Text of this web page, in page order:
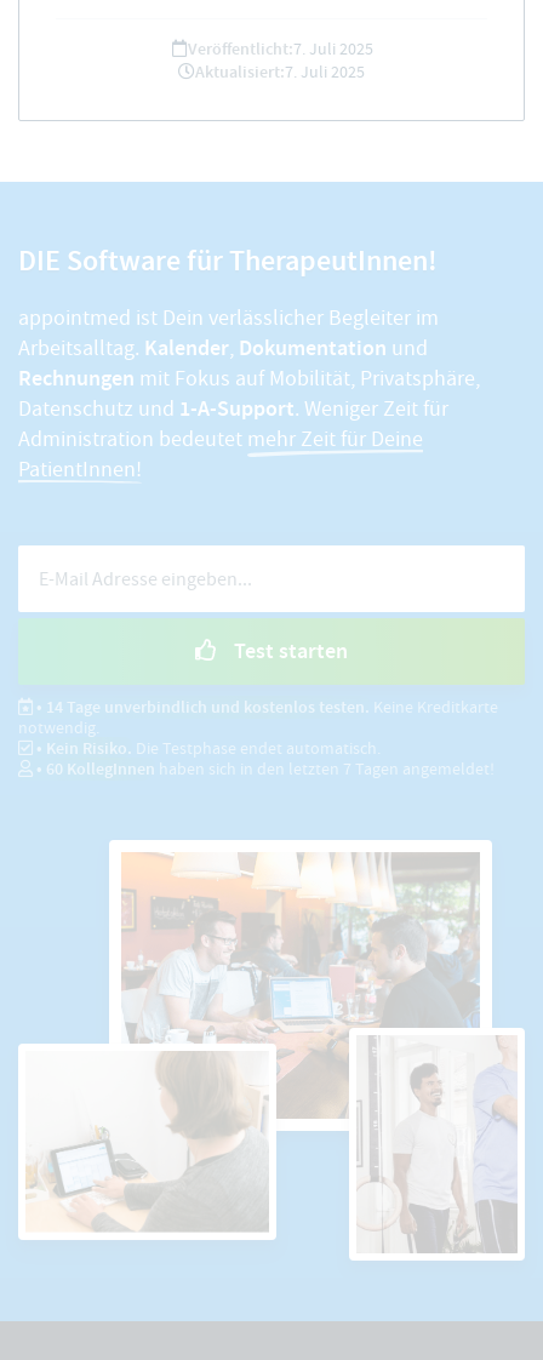
Veröffentlicht:7. Juli 2025
Aktualisiert:7. Juli 2025
DIE Software für TherapeutInnen!
appointmed ist Dein verlässlicher Begleiter im
Arbeitsalltag. Kalender, Dokumentation und
Rechnungen mit Fokus auf Mobilität, Privatsphäre,
Datenschutz und 1-A-Support. Weniger Zeit für
Administration bedeutet mehr Zeit für Deine
PatientInnen!
Test starten
• 14 Tage unverbindlich und kostenlos testen. Keine Kreditkarte
notwendig.
• Kein Risiko. Die Testphase endet automatisch.
• 60 KollegInnen haben sich in den letzten 7 Tagen angemeldet!